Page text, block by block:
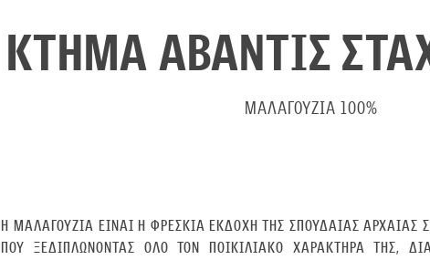
ΚΤΗΜΑ ΑΒΑΝΤΙΣ
ΜΑΛΑΓΟΥΖΙΆ 100%
H MΑΛΑΓΟΥΖΙΆ ΕΊΝΑΙ Η ΦΡΈΣΚΙΑ ΕΚΔΟΧΉ ΤΗΣ ΣΠΟΥΔΑΊΑΣ ΑΡΧΑΊΑΣ
ΠΟΥ ΞΕΔΙΠΛΏΝΟΝΤΑΣ ΌΛΟ ΤΟΝ ΠΟΙΚΙΛΙΑΚΌ ΧΑΡΑΚΤΉΡΑ ΤΗΣ,